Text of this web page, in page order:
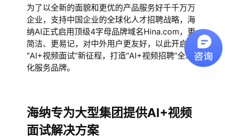
为了以全新的面貌和更优的产品服务好千千万万
企业，支持中国企业的全球化人才招聘战略，海
纳AI正式启用顶级4字母品牌域名Hina.com，更
简洁、更易记，对中外用户更友好，以此开启
“AI+视频面试”新征程，打造“AI+视频招聘”全球
化服务品牌。
海纳专为大型集团提供AI+视频
面试解决方案